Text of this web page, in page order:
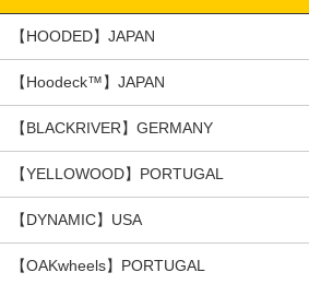
【HOODED】JAPAN
【Hoodeck™️】JAPAN
【BLACKRIVER】GERMANY
【YELLOWOOD】PORTUGAL
【DYNAMIC】USA
【OAKwheels】PORTUGAL